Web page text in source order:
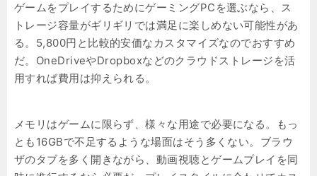
ゲームをプレイするためにゲーミングPCを選ぶなら、ス
トレージ容量がギリギリでは満足に楽しめない可能性があ
る。5,800円と比較的安価なカスタマイズなのでおすすめ
だ。OneDriveやDropboxなどのクラウドストレージを活
用すれば費用は抑えられる。
メモリはゲームに限らず、様々な用途で必要になる。もっ
とも16GBで不足するような場面はそう多くない。ブラウ
ザのタブを多く開きながら、動画視聴とゲームプレイを同